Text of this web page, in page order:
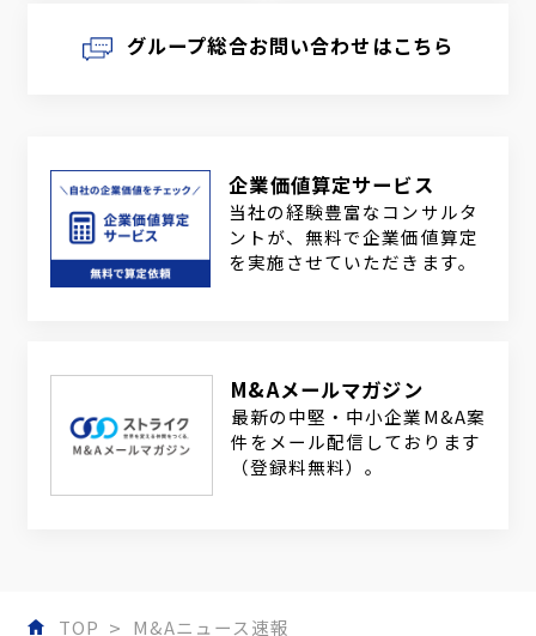
グループ総合お問い合わせはこちら
企業価値算定サービス
当社の経験豊富なコンサルタ
ントが、無料で企業価値算定
を実施させていただきます。
M&Aメールマガジン
最新の中堅・中小企業M&A案
件をメール配信しております
（登録料無料）。
TOP M&Aニュース速報